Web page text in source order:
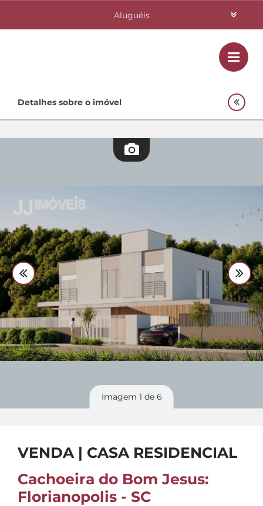
Aluguéis
Investimentos
Quem Somos
Fale Conosco 48 3364-0079
Plantão 48 99842-0500
Divulgue seu imóvel
Detalhes sobre o imóvel
Imagem 1 de 6
VENDA | CASA RESIDENCIAL
Cachoeira do Bom Jesus:
Florianopolis - SC